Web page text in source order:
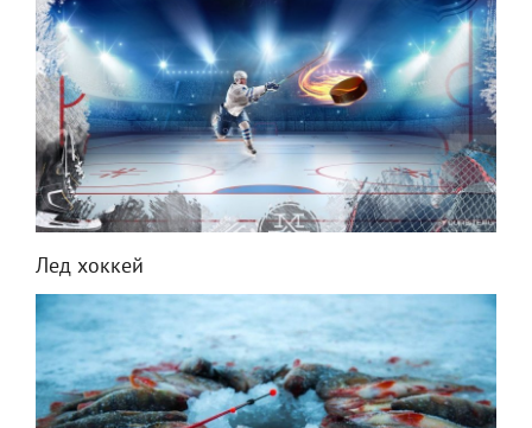
Лед хоккей